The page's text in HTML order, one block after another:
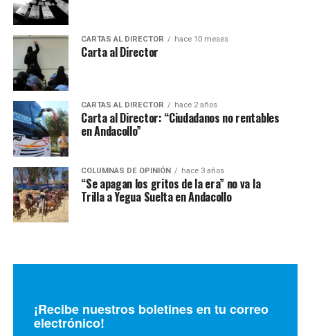
CARTAS AL DIRECTOR hace 10 meses
Carta al Director
CARTAS AL DIRECTOR hace 2 años
Carta al Director: “Ciudadanos no rentables
en Andacollo”
COLUMNAS DE OPINIÓN hace 3 años
“Se apagan los gritos de la era” no va la
Trilla a Yegua Suelta en Andacollo